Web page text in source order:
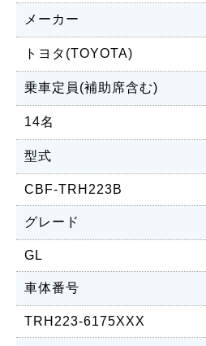
メーカー
トヨタ(TOYOTA)
乗車定員(補助席含む)
14名
型式
CBF-TRH223B
グレード
GL
車体番号
TRH223-6175XXX